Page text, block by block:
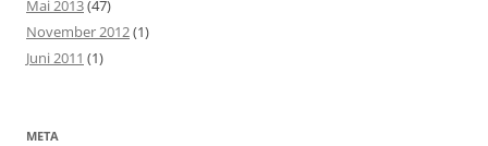
Mai 2013(47)
November 2012(1)
Juni 2011 (1)
META